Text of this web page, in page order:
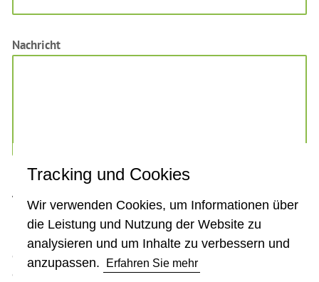
Tracking und Cookies
Wir verwenden Cookies, um Informationen über
die Leistung und Nutzung der Website zu
analysieren und um Inhalte zu verbessern und
anzupassen.
Erfahren Sie mehr
Nachricht
Wir möchten, dass Sie genau wissen, wie unser
Kontaktformular funktioniert und wie wir Ihre
personenbezogenen Daten speichern und verwenden. Bitte
geben Sie an, dass Sie die
Datenschutz-Informationen
gelesen und akzeptiert haben, bevor Sie fortfahren.